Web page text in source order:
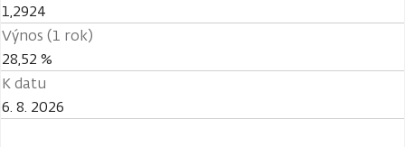
1,2924
Výnos (1 rok)
28,52 %
K datu
6. 8. 2026